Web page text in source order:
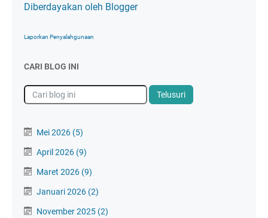
Diberdayakan oleh Blogger
Laporkan Penyalahgunaan
CARI BLOG INI
Mei 2026 (5)
April 2026 (9)
Maret 2026 (9)
Januari 2026 (2)
November 2025 (2)